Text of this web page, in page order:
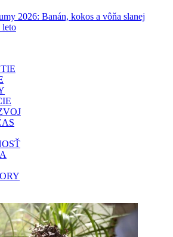
2026: Banán, kokos a vôňa slanej
leto